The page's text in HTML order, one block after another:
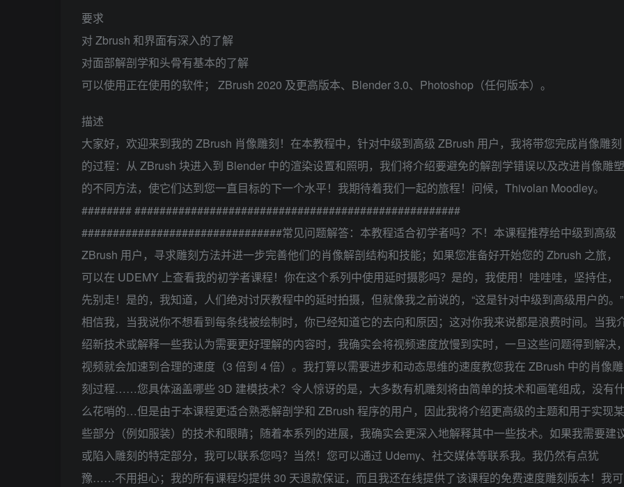
要求
对 Zbrush 和界面有深入的了解
对面部解剖学和头骨有基本的了解
可以使用正在使用的软件； ZBrush 2020 及更高版本、Blender 3.0、Photoshop（任何版本）。
描述
大家好，欢迎来到我的 ZBrush 肖像雕刻！在本教程中，针对中级到高级 ZBrush 用户，我将带您完成肖像雕刻
的过程：从 ZBrush 块进入到 Blender 中的渲染设置和照明，我们将介绍要避免的解剖学错误以及改进肖像雕塑
的不同方法，使它们达到您一直目标的下一个水平！我期待着我们一起的旅程！问候，Thivolan Moodley。
######## ####################################################
################################常见问题解答：本教程适合初学者吗？不！本课程推荐给中级到高级
ZBrush 用户，寻求雕刻方法并进一步完善他们的肖像解剖结构和技能；如果您准备好开始您的 Zbrush 之旅，
可以在 UDEMY 上查看我的初学者课程！你在这个系列中使用延时摄影吗？是的，我使用！哇哇哇，坚持住，
先别走！是的，我知道，人们绝对讨厌教程中的延时拍摄，但就像我之前说的，“这是针对中级到高级用户的。”
相信我，当我说你不想看到每条线被绘制时，你已经知道它的去向和原因；这对你我来说都是浪费时间。当我
绍新技术或解释一些我认为需要更好理解的内容时，我确实会将视频速度放慢到实时，一旦这些问题得到解决，
视频就会加速到合理的速度（3 倍到 4 倍）。我打算以需要进步和动态思维的速度教您我在 ZBrush 中的肖像雕
刻过程……您具体涵盖哪些 3D 建模技术？令人惊讶的是，大多数有机雕刻将由简单的技术和画笔组成，没有
么花哨的…但是由于本课程更适合熟悉解剖学和 ZBrush 程序的用户，因此我将介绍更高级的主题和用于实现某
些部分（例如服装）的技术和眼睛；随着本系列的进展，我确实会更深入地解释其中一些技术。如果我需要建
或陷入雕刻的特定部分，我可以联系您吗？当然！您可以通过 Udemy、社交媒体等联系我。我仍然有点犹
豫……不用担心；我的所有课程均提供 30 天退款保证，而且我还在线提供了该课程的免费速度雕刻版本！我可